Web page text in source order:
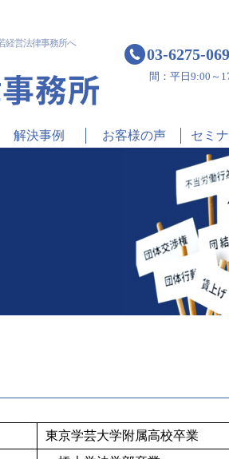
経営法律事務所へ
03-6275-
間：平日9:00～
解決事例 お客様の声 セミ
東京学芸大学附属高校卒業